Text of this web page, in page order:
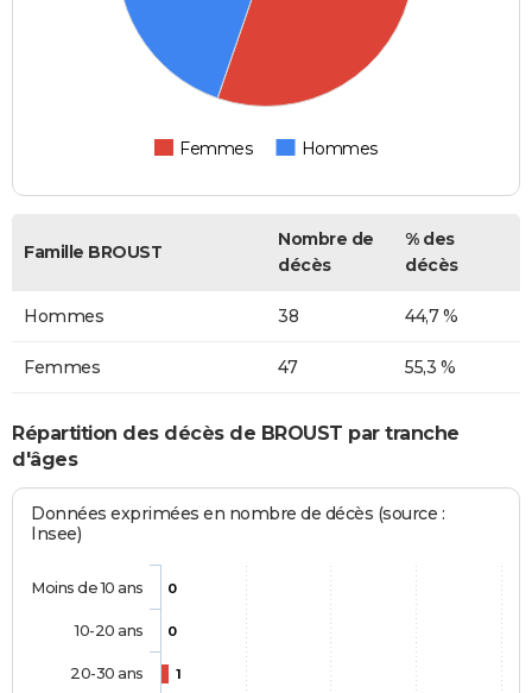
Femmes Hommes
Famille BROUST
Nombre de
décès
% des
décès
Hommes 38 44,7 %
Femmes 47 55,3 %
Répartition des décès de BROUST par tranche
d'âges
Données exprimées en nombre de décès (source :
Insee)
0
0
1
Moins de 10 ans
10-20 ans
20-30 ans